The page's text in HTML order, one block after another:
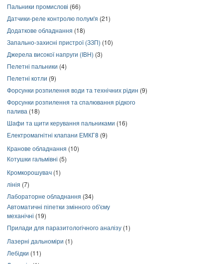
Пальники промислові (66)
Датчики-реле контролю полум'я (21)
Додаткове обладнання (18)
Запально-захисні пристрої (ЗЗП) (10)
Джерела високої напруги (ІВН) (3)
Пелетні пальники (4)
Пелетні котли (9)
Форсунки розпилення води та технічних рідин (9)
Форсунки розпилення та спалювання рідкого
палива (18)
Шафи та щити керування пальниками (16)
Електромагнітні клапани ЕМКГ8 (9)
Кранове обладнання (10)
Котушки гальмівні (5)
Кромкорошувач (1)
лінія (7)
Лабораторне обладнання (34)
Автоматичні піпетки змінного об'єму
механічні (19)
Прилади для паразитологічного аналізу (1)
Лазерні дальноміри (1)
Лебідки (11)